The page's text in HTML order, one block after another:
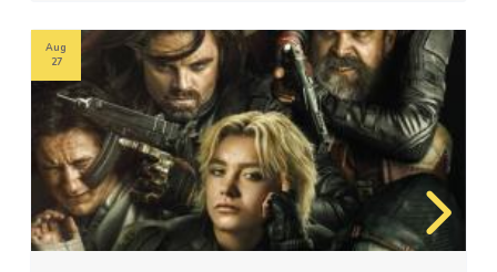
Aug
27